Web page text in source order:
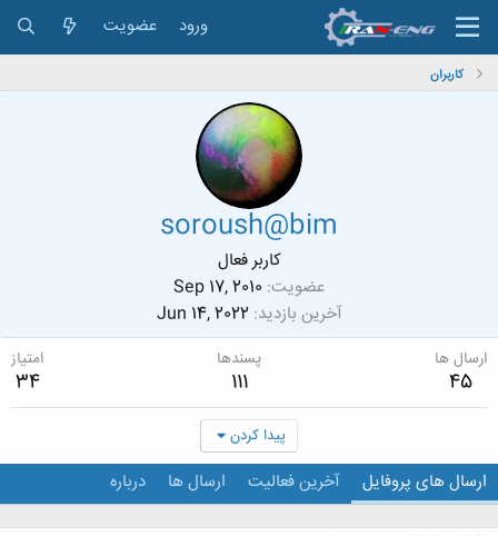
ورود عضویت
کاربران
soroush@bim
کاربر فعال
عضویت Sep 17, 2010
آخرین بازدید Jun 14, 2022
ارسال ها
45
پسندها
111
امتیاز
34
پیدا کردن
ارسال های پروفایل آخرین فعالیت ارسال ها درباره